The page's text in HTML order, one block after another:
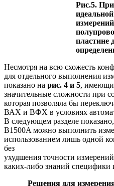
Рис.5.
пластине
Несмотря на всю схожесть
для отдельного выполнения
показано на рис. 4 и 5,
значительные сложности при
которая позволяла бы
ВАХ и ВФХ в условиях
В следующем разделе
B1500A можно выполнить
использованием лишь одной
без
ухудшения точности
каких-либо знаний
Решения для